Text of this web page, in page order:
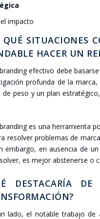
impac­to
QUÉ SITUA­CIO­NES
HACER UN
efec­ti­vo debe
pro­fun­da de la
de peso y un plan
es una herra­mien­ta
resol­ver pro­ble­mas de
embar­go, en ausen­cia de
es mejor abs­te­ner­se o
DES­TA­CA­RÍA
lado, el nota­ble tra­ba­jo de